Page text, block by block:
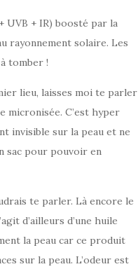
UVB + IR) boosté par la
rayonnement solaire. Les
tomber !
lieu, laisses moi te parler
micronisée. C’est hyper
invisible sur la peau et ne
sac pour pouvoir en
te parler. Là encore le
d’ailleurs d’une huile
la peau car ce produit
sur la peau. L’odeur est